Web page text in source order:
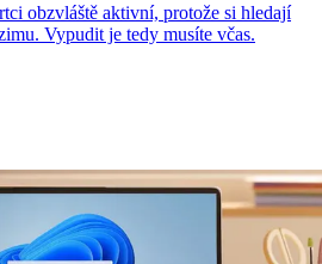
obzvláště aktivní, protože si hledají
Vypudit je tedy musíte včas.